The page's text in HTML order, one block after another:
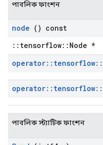
পাবলিক ফাংশন
node () const
::tensorflow::Node *
operator:: tensorflow::
operator:: tensorflow::
পাবলিক স্ট্যাটিক ফাংশন